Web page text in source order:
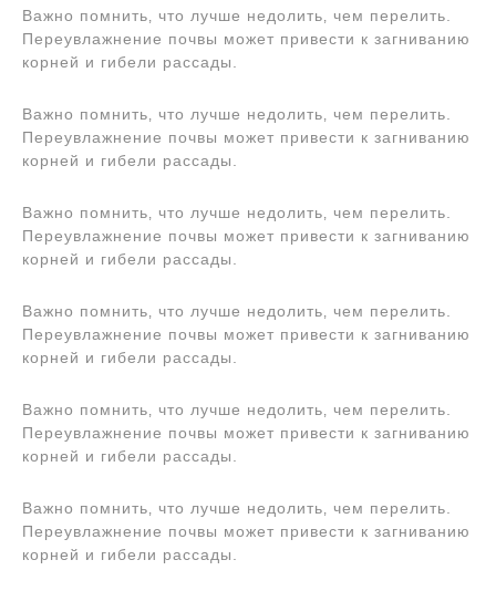
Важно помнить‚ что лучше недолить‚ чем перелить.
Переувлажнение почвы может привести к загниванию
корней и гибели рассады.
Важно помнить‚ что лучше недолить‚ чем перелить.
Переувлажнение почвы может привести к загниванию
корней и гибели рассады.
Важно помнить‚ что лучше недолить‚ чем перелить.
Переувлажнение почвы может привести к загниванию
корней и гибели рассады.
Важно помнить‚ что лучше недолить‚ чем перелить.
Переувлажнение почвы может привести к загниванию
корней и гибели рассады.
Важно помнить‚ что лучше недолить‚ чем перелить.
Переувлажнение почвы может привести к загниванию
корней и гибели рассады.
Важно помнить‚ что лучше недолить‚ чем перелить.
Переувлажнение почвы может привести к загниванию
корней и гибели рассады.